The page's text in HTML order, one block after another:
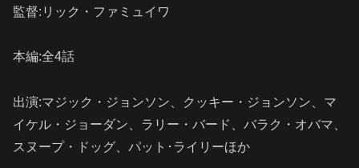
監督:リック・ファミュイワ
本編:全4話
出演:マジック・ジョンソン、クッキー・ジョンソン、マ
イケル・ジョーダン、ラリー・バード、バラク・オバマ、
スヌープ・ドッグ、パット･ライリーほか